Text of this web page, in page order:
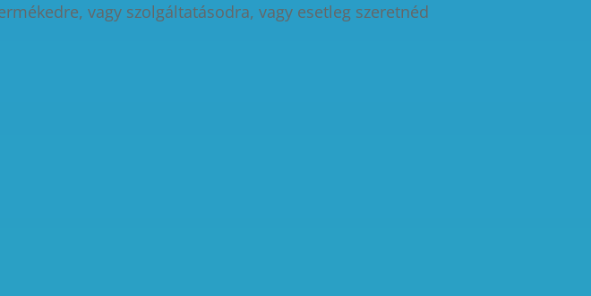
vagy szolgáltatásodra, vagy esetleg szeretnéd